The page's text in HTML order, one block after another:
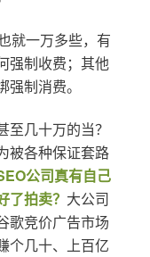
就一万多些，有
强制收费；其他
制消费。
几十万的当？
被各种保证套路
公司真有自己
拍卖？ 大公司
歌竞价广告市场
个几十、上百亿